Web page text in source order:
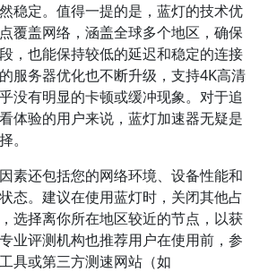
稳定。值得一提的是，蓝灯的技术优
覆盖网络，涵盖全球多个地区，确保
，也能保持较低的延迟和稳定的连接
服务器优化也不断升级，支持4K高清
没有明显的卡顿或缓冲现象。对于追
体验的用户来说，蓝灯加速器无疑是
。
素还包括您的网络环境、设备性能和
态。建议在使用蓝灯时，关闭其他占
选择离你所在地区较近的节点，以获
业评测机构也推荐用户在使用前，参
具或第三方测速网站（如